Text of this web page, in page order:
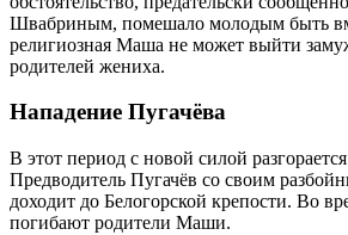
Швабриным, помешало молодым быть
религиозная Маша не может выйти
родителей жениха.
Нападение Пугачёва
В этот период с новой силой
Предводитель Пугачёв со своим
доходит до Белогорской крепости. Во
погибают родители Маши.